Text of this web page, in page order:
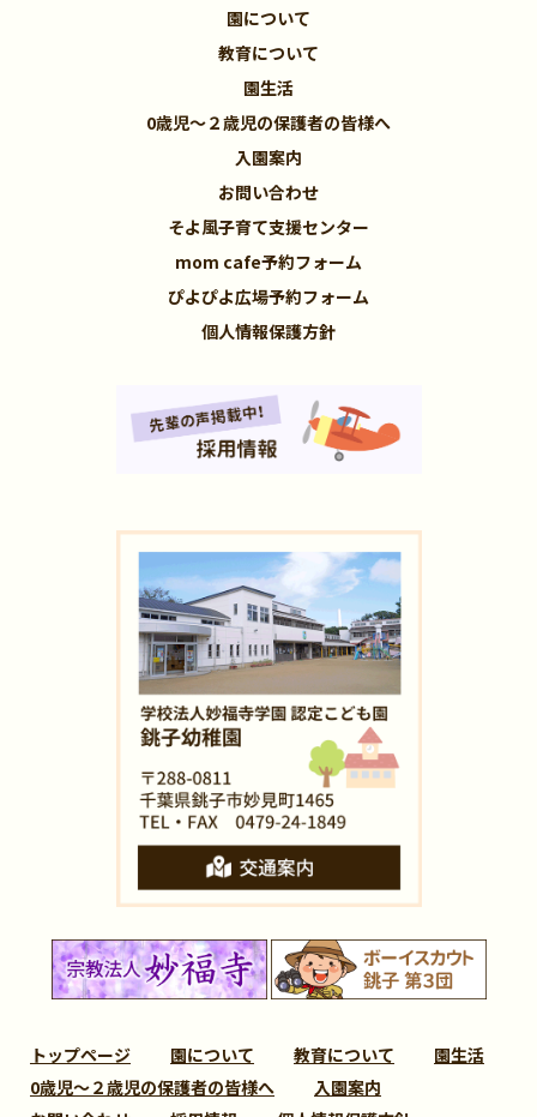
園について
教育について
園生活
0歳児～２歳児の保護者の皆様へ
入園案内
お問い合わせ
そよ風子育て支援センター
mom cafe予約フォーム
ぴよぴよ広場予約フォーム
個人情報保護方針
トップページ 園について 教育について
園生活
0歳児～２歳児の保護者の皆様へ
入園案内